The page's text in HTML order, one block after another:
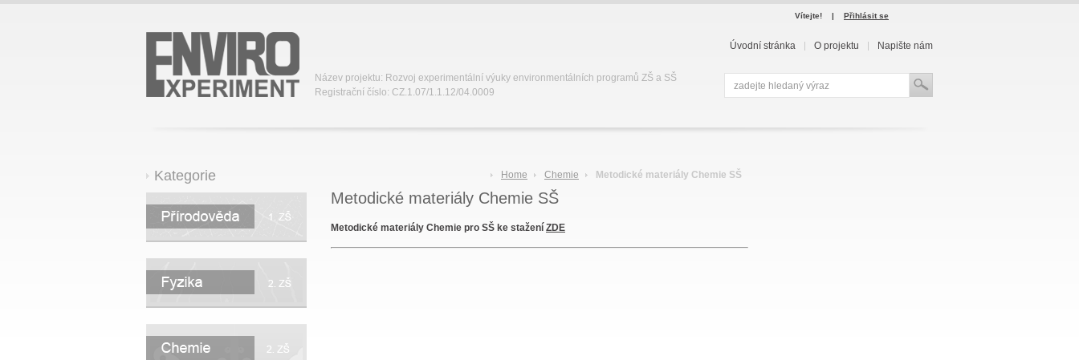
Název projektu: Rozvoj experimentální výuky environmentálních programů ZŠ a SŠ
Registrační číslo: CZ.1.07/1.1.12/04.0009
Úvodní stránka O projektu Napište nám
Vítejte! | Přihlásit se
Kategorie Home Chemie Metodické materiály Chemie SŠ
Metodické materiály Chemie SŠ
Metodické materiály Chemie pro SŠ ke stažení ZDE